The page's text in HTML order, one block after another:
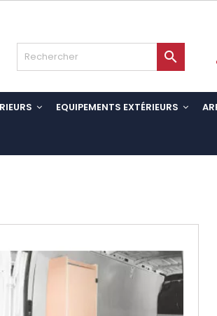

EQUIPEMENTS EXTÉRIEURS